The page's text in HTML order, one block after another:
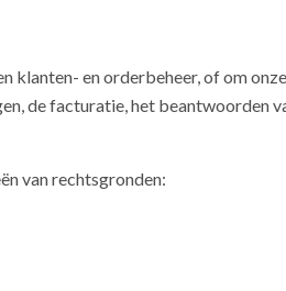
klanten- en orderbeheer, of om
de facturatie, het beantwoorden
van rechtsgronden: